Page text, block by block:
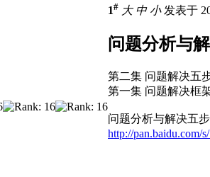
1# 大 中 小发表于
问题分析与
第二集 问题解决五
第一集 问题解决框
问题分析与解决五
http://pan.baidu.com/